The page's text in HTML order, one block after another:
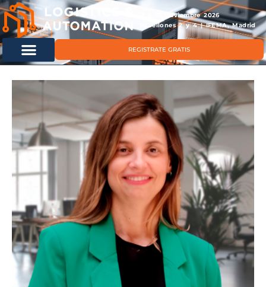
11 & 12 noviembre 2026
Pabellones 2 y 4 | IFEMA, Madrid
REGISTRATE GRATIS